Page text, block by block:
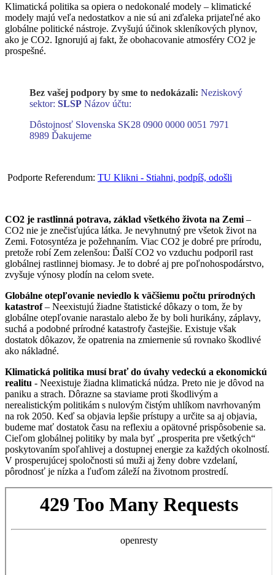
Klimatická politika sa opiera o nedokonalé modely – klimatické
modely majú veľa nedostatkov a nie sú ani zďaleka prijateľné ako
globálne politické nástroje. Zvyšujú účinok skleníkových plynov,
ako je CO2. Ignorujú aj fakt, že obohacovanie atmosféry CO2 je
prospešné.
Bez vašej podpory by sme to nedokázali: Neziskový
sektor: SLSP Názov účtu:
Dôstojnosť Slovenska SK28 0900 0000 0051 7971
8989 Ďakujeme
Podporte Referendum: TU Klikni - Stiahni, podpíš, odošli
CO2 je rastlinná potrava, základ všetkého života na Zemi –
CO2 nie je znečisťujúca látka. Je nevyhnutný pre všetok život na
Zemi. Fotosyntéza je požehnaním. Viac CO2 je dobré pre prírodu,
pretože robí Zem zelenšou: Ďalší CO2 vo vzduchu podporil rast
globálnej rastlinnej biomasy. Je to dobré aj pre poľnohospodárstvo,
zvyšuje výnosy plodín na celom svete.
Globálne otepľovanie neviedlo k väčšiemu počtu prírodných
katastrof– Neexistujú žiadne štatistické dôkazy o tom, že by
globálne otepľovanie narastalo alebo že by boli hurikány, záplavy,
suchá a podobné prírodné katastrofy častejšie. Existuje však
dostatok dôkazov, že opatrenia na zmiernenie sú rovnako škodlivé
ako nákladné.
Klimatická politika musí brať do úvahy vedeckú a ekonomickú
realitu - Neexistuje žiadna klimatická núdza. Preto nie je dôvod na
paniku a strach. Dôrazne sa staviame proti škodlivým a
nerealistickým politikám s nulovým čistým uhlíkom navrhovaným
na rok 2050. Keď sa objavia lepšie prístupy a určite sa aj objavia,
budeme mať dostatok času na reflexiu a opätovné prispôsobenie sa.
Cieľom globálnej politiky by mala byť „prosperita pre všetkých“
poskytovaním spoľahlivej a dostupnej energie za každých okolností.
V prosperujúcej spoločnosti sú muži aj ženy dobre vzdelaní,
pôrodnosť je nízka a ľuďom záleží na životnom prostredí.